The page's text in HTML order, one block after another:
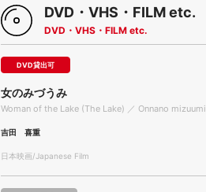
DVD・VHS・FILM etc.
DVD・VHS・FILM etc.
DVD貸出可
女のみづうみ
Woman of the Lake (The Lake) ／ Onnano mizuumi
吉田 喜重
日本映画/Japanese Film